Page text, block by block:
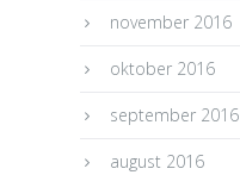
november 2016
oktober 2016
september 2016
august 2016